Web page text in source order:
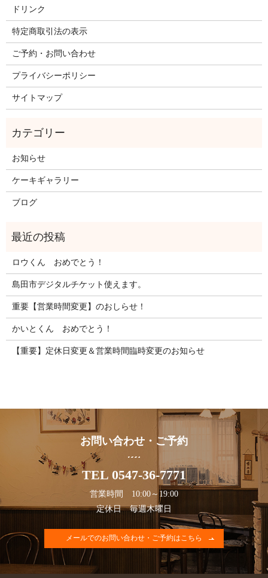
ドリンク
特定商取引法の表示
ご予約・お問い合わせ
プライバシーポリシー
サイトマップ
お知らせ
ケーキギャラリー
ブログ
ロウくん おめでとう！
島田市デジタルチケット使えます。
重要【営業時間変更】のおしらせ！
かいとくん おめでとう！
【重要】定休日変更＆営業時間臨時変更のお知らせ
お問い合わせ・ご予約
TEL 0547-36-7771
営業時間 10:00～19:00
定休日 毎週木曜日
メールでのお問い合わせ・ご予約はこちら